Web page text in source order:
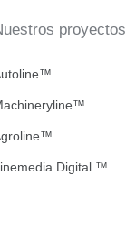
proyectos
Digital ™